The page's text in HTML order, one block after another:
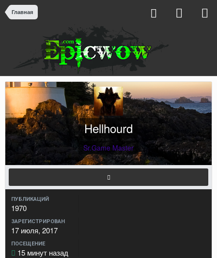
Главная
Hellhourd
Sr.Game Master
ПУБЛИКАЦИЙ
1970
ЗАРЕГИСТРИРОВАН
17 июля, 2017
ПОСЕЩЕНИЕ
15 минут назад